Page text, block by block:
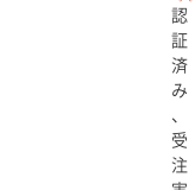
認
証
済
み
、
受
注